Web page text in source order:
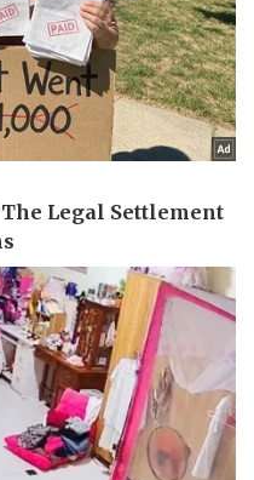
Trải nghiệm
Chuyển đổi số